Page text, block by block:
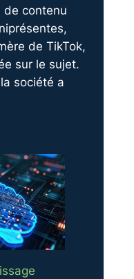
de contenu
de TikTok,
sur le sujet.
société a